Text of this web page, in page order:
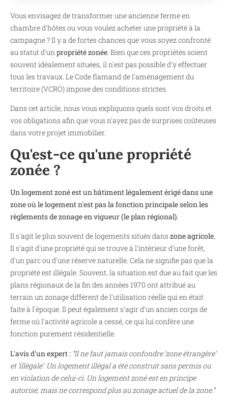
Vous envisagez de transformer une ancienne ferme en
chambre d'hôtes ou vous voulez acheter une propriété à la
campagne ? Il y a de fortes chances que vous soyez confronté
au statut d'unpropriété zonée. Bien que ces propriétés soient
souvent idéalement situées, il n'est pas possible d'y effectuer
tous les travaux. Le Code flamand de l'aménagement du
territoire (VCRO) impose des conditions strictes.
Dans cet article, nous vous expliquons quels sont vos droits et
vos obligations afin que vous n'ayez pas de surprises coûteuses
dans votre projet immobilier.
Qu'est-ce qu'une propriété
zonée ?
Un logement zoné est un bâtiment légalement érigé dans une
zone où le logement n'est pas la fonction principale selon les
règlements de zonage en vigueur (le plan régional).
Il s'agit le plus souvent de logements situés dans zone agricole,
Il s'agit d'une propriété qui se trouve à l'intérieur d'une forêt,
d'un parc ou d'une réserve naturelle. Cela ne signifie pas que la
propriété est illégale. Souvent, la situation est due au fait que les
plans régionaux de la fin des années 1970 ont attribué au
terrain un zonage différent de l'utilisation réelle qui en était
faite à l'époque. Il peut également s'agir d'un ancien corps de
ferme où l'activité agricole a cessé, ce qui lui confère une
fonction purement résidentielle.
L'avis d'un expert : “Il ne faut jamais confondre ‘zone étrangère’
et ‘illégale’. Un logement illégal a été construit sans permis ou
en violation de celui-ci. Un logement zoné est en principe
autorisé, mais ne correspond plus au zonage actuel de la zone.”